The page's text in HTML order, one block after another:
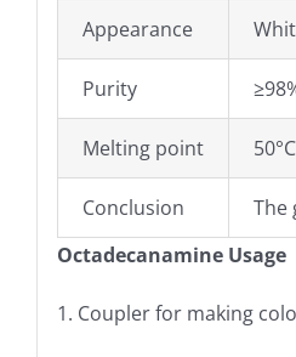
Appearance
Purity
Melting point
Conclusion
The
Octadecanamine Usage
1. Coupler for making